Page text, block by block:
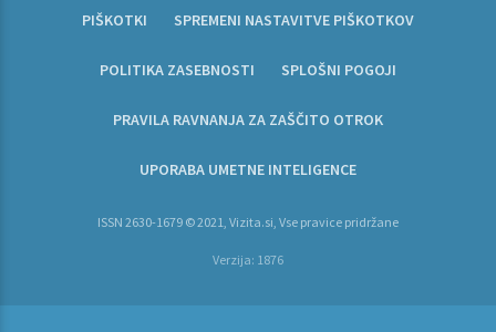
PIŠKOTKI SPREMENI NASTAVITVE PIŠKOTKOV
POLITIKA ZASEBNOSTI SPLOŠNI POGOJI
PRAVILA RAVNANJA ZA ZAŠČITO OTROK
UPORABA UMETNE INTELIGENCE
ISSN 2630-1679 © 2021, Vizita.si, Vse pravice pridržane
Verzija: 1876